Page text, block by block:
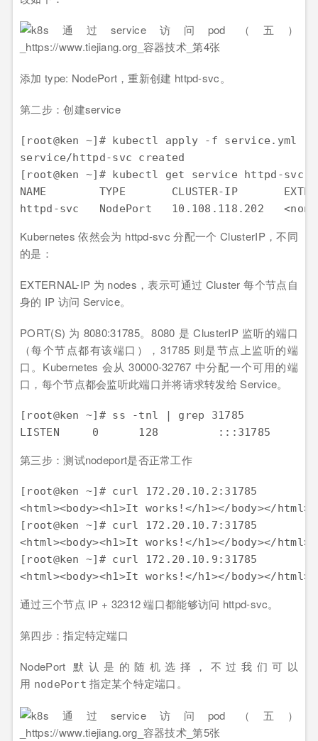
添加 type: NodePort，重新创建 httpd-svc。
第二步：创建service
[root@ken ~]# kubectl apply -f service.yml
service/httpd-svc created
[root@ken ~]# kubectl get service httpd-svc
NAME        TYPE       CLUSTER-IP
httpd-svc   NodePort   10.108.118.202
Kubernetes 依然会为 httpd-svc 分配一个 ClusterIP，不同
的是：
EXTERNAL-IP 为 nodes，表示可通过 Cluster 每个节点自
身的 IP 访问 Service。
PORT(S) 为 8080:31785。8080 是 ClusterIP 监听的端口
（每个节点都有该端口），31785 则是节点上监听的端
口。Kubernetes 会从 30000-32767 中分配一个可用的端
口，每个节点都会监听此端口并将请求转发给 Service。
[root@ken ~]# ss -tnl | grep 31785
LISTEN     0      128         :::31785
第三步：测试nodeport是否正常工作
[root@ken ~]# curl 172.20.10.2:31785
<html><body><h1>It works!</h1></body></html>
[root@ken ~]# curl 172.20.10.7:31785
<html><body><h1>It works!</h1></body></html>
[root@ken ~]# curl 172.20.10.9:31785
<html><body><h1>It works!</h1></body></html>
通过三个节点 IP + 32312 端口都能够访问 httpd-svc。
第四步：指定特定端口
NodePort 默认是的随机选择，不过我们可以
用 nodePort 指定某个特定端口。